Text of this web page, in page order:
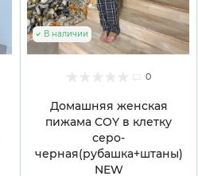
0
Домашняя женская
пижама COY в клетку
серо-
черная(рубашка+штаны)
NEW
В наличии